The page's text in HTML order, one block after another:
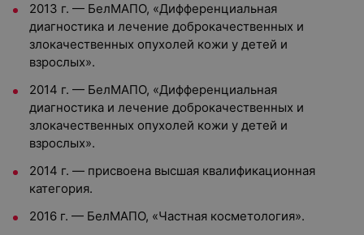
2013 г. — БелМАПО, «Дифференциальная
диагностика и лечение доброкачественных и
злокачественных опухолей кожи у детей и
взрослых».
2014 г. — БелМАПО, «Дифференциальная
диагностика и лечение доброкачественных и
злокачественных опухолей кожи у детей и
взрослых».
2014 г. — присвоена высшая квалификационная
категория.
2016 г. — БелМАПО, «Частная косметология».